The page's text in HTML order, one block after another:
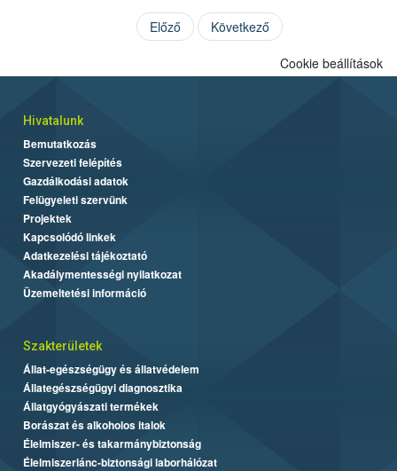
Előző Következő
Cookie beállítások
Hivatalunk
Bemutatkozás
Szervezeti felépítés
Gazdálkodási adatok
Felügyeleti szervünk
Projektek
Kapcsolódó linkek
Adatkezelési tájékoztató
Akadálymentességi nyilatkozat
Üzemeltetési információ
Szakterületek
Állat-egészségügy és állatvédelem
Állategészségügyi diagnosztika
Állatgyógyászati termékek
Borászat és alkoholos italok
Élelmiszer- és takarmánybiztonság
Élelmiszerlánc-biztonsági laborhálózat